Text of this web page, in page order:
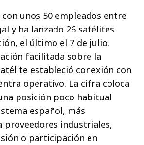
con unos 50 empleados entre
y ha lanzado 26 satélites
el último el 7 de julio.
facilitada sobre la
estableció conexión con
operativo. La cifra coloca
posición poco habitual
español, más
proveedores industriales,
o participación en